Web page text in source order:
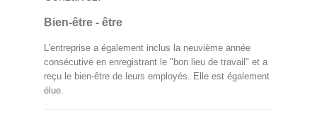
Bien-être - être
L'entreprise a également inclus la neuvième année
consécutive en enregistrant le "bon lieu de travail" et a
reçu le bien-être de leurs employés. Elle est également
élue.